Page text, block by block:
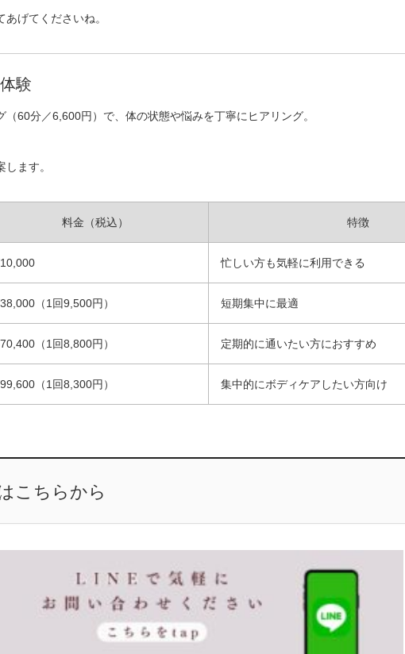
げてくださいね。
験
60分／6,600円）で、体の状態や悩みを丁寧にヒアリング。
ます。
料金（税込） 特徴
忙しい方も気軽に利用できる
（1回9,500円） 短期集中に最適
（1回8,800円） 定期的に通いたい方におすすめ
（1回8,300円） 集中的にボディケアしたい方向け
こちらから